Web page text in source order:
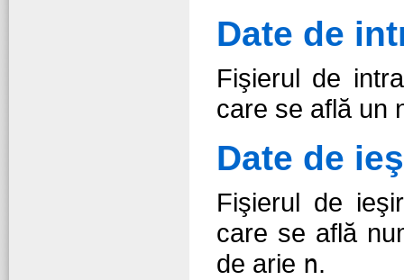
Date de
Fişierul de
care se află un
Date de
Fişierul de
care se află
de arie n.